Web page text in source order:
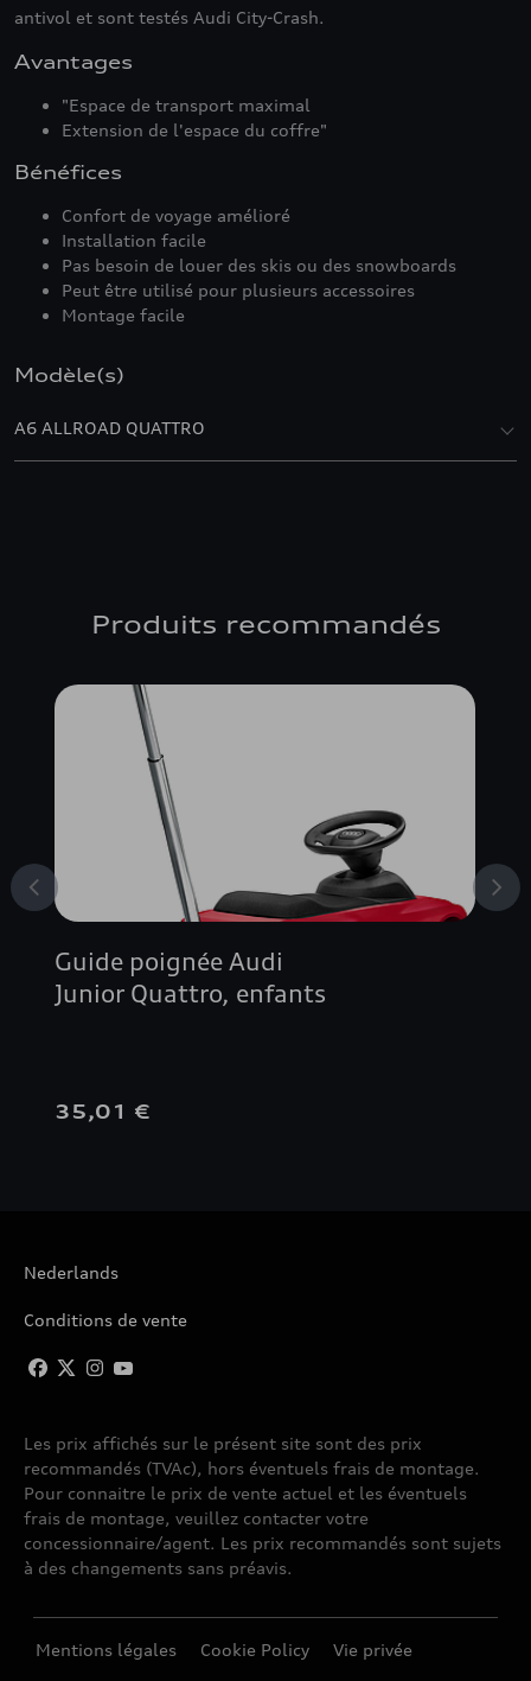
antivol et sont testés Audi City-Crash.
Avantages
"Espace de transport maximal
Extension de l'espace du coffre"
Bénéfices
Confort de voyage amélioré
Installation facile
Pas besoin de louer des skis ou des snowboards
Peut être utilisé pour plusieurs accessoires
Montage facile
Modèle(s)
A6 ALLROAD QUATTRO
Produits recommandés
Guide poignée Audi
Junior Quattro, enfants
35,01 €
Nederlands
Conditions de vente
Les prix affichés sur le présent site sont des prix
recommandés (TVAc), hors éventuels frais de montage.
Pour connaitre le prix de vente actuel et les éventuels
frais de montage, veuillez contacter votre
concessionnaire/agent. Les prix recommandés sont sujets
à des changements sans préavis.
Mentions légales Cookie Policy Vie privée